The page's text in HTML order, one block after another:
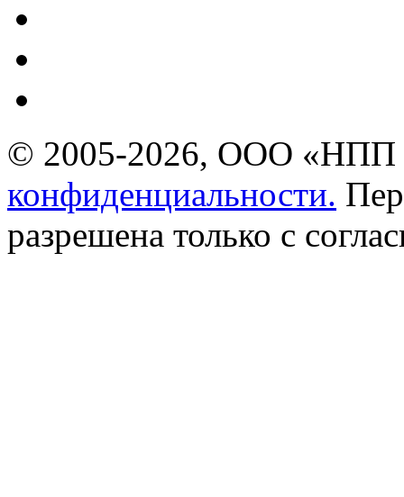
© 2005-2026, ООО «НПП
конфиденциальности.
разрешена только с